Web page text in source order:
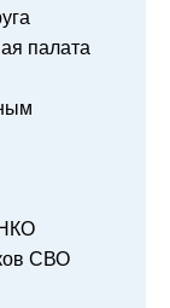
палата
СВО